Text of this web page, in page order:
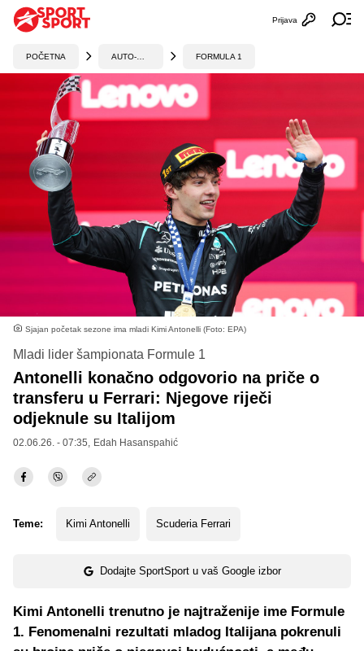
Otvori
Prijava
POČETNA FORMULA 1
Sjajan početak sezone ima mladi Kimi Antonelli (Foto: EPA)
Mladi lider šampionata Formule 1
Antonelli konačno odgovorio na priče o
transferu u Ferrari: Njegove riječi
odjeknule su Italijom
02.06.26. - 07:35, Edah Hasanspahić
Teme: Kimi Antonelli Scuderia Ferrari
Dodajte SportSport u vaš Google izbor
Kimi Antonelli trenutno je najtraženije ime Formule
1. Fenomenalni rezultati mladog Italijana pokrenuli